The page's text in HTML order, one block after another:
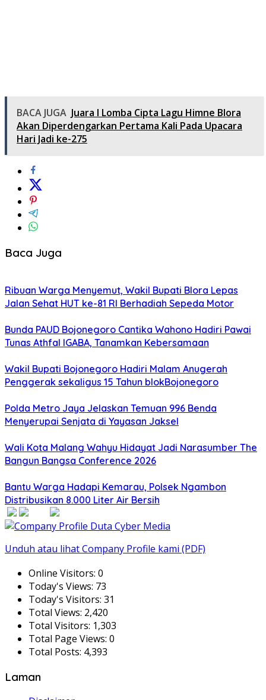
BACA JUGA Juara I Lomba Cipta Lagu Himne Blora
Akan Diperdengarkan Pertama Kali Pada Upacara
Hari Jadi ke-275
Baca Juga
Ribuan Warga Menyemut, Wakil Bupati Blora Lepas
Jalan Sehat HUT ke-81 RI Berhadiah Sepeda Motor
Bunda PAUD Bojonegoro Cantika Wahono Hadiri Pawai
Tunas Athfal IGABA, Tanamkan Kebersamaan
Wakil Bupati Bojonegoro Hadiri Malam Anugerah
Penggerak sekaligus 15 Tahun blokBojonegoro
Polda Metro Jaya Jelaskan Temuan 996 Benda
Menyerupai Senjata di Yayasan Jaksel
Wali Kota Malang Wahyu Hidayat Jadi Narasumber The
Bangun Bangsa Conference 2026
Bantu Warga Hadapi Kemarau, Polsek Ngambon
Distribusikan 8.000 Liter Air Bersih
Unduh atau lihat Company Profile kami (PDF)
Online Visitors: 0
Today's Views: 73
Today's Visitors: 31
Total Views: 2,420
Total Visitors: 1,303
Total Page Views: 0
Total Posts: 4,393
Laman